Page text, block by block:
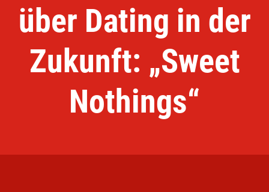
über Dating in der
Zukunft: „Sweet
Nothings“